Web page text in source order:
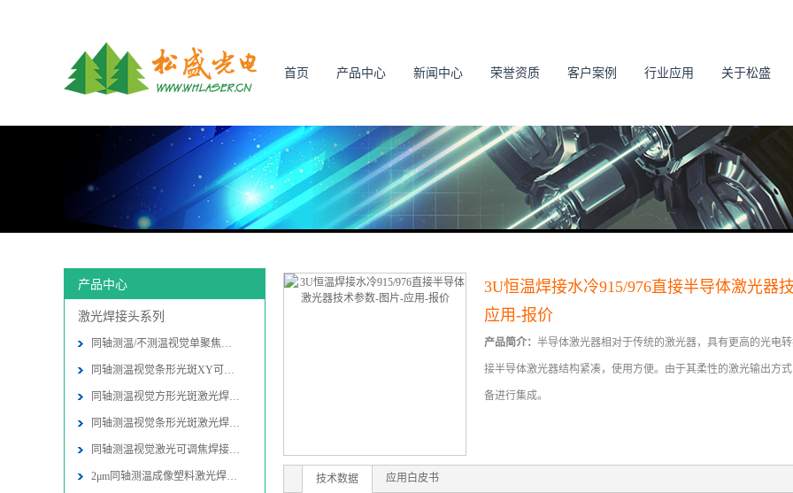
首页 产品中心 新闻中心 荣誉资质 客户案例 行业应用 关于松盛
产品中心
激光焊接头系列
同轴测温/不测温视觉单聚焦激光焊接
同轴测温视觉条形光斑XY可调激光焊接
同轴测温视觉方形光斑激光焊接头技术
同轴测温视觉条形光斑激光焊接头技术
同轴测温视觉激光可调焦焊接头技术参
2μm同轴测温成像塑料激光焊接头技术
3U恒温焊接水冷915/976直接半导体激光器
应用-报价
产品简介： 半导体激光器相对于传统的激光器，具有更高的光电
接半导体激光器结构紧凑，使用方便。由于其柔性的激光输出方
备进行集成。
技术数据 应用白皮书